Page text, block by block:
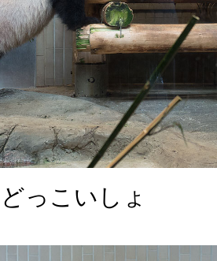
どっこいしょ